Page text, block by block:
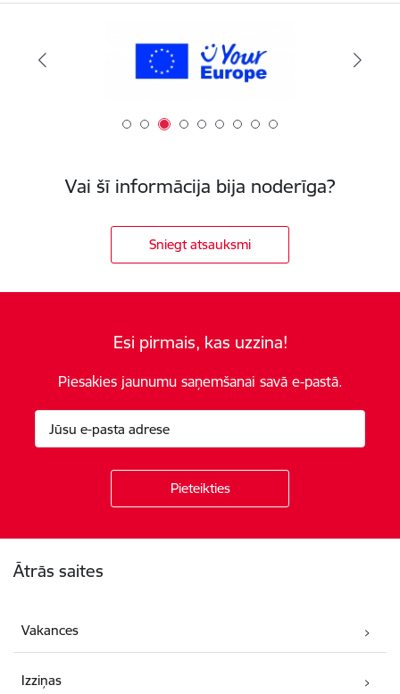
Vai šī informācija bija noderīga?
Sniegt atsauksmi
Esi pirmais, kas uzzina!
Piesakies jaunumu saņemšanai savā e-pastā.
Ātrās saites
Vakances
Izziņas